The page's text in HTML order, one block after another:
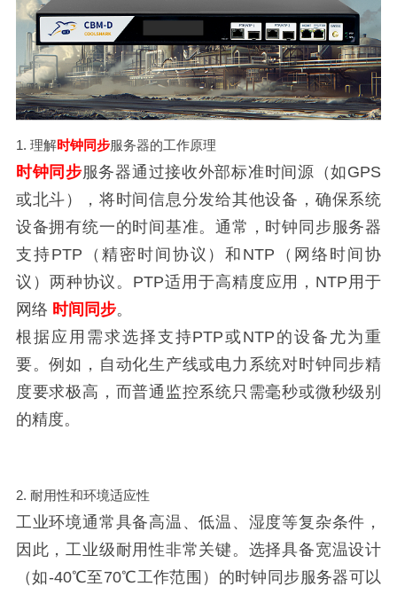
1. 理解时钟同步服务器的工作原理
时钟同步服务器通过接收外部标准时间源（如GPS
或北斗），将时间信息分发给其他设备，确保系统
设备拥有统一的时间基准。通常，时钟同步服务器
支持PTP（精密时间协议）和NTP（网络时间协
议）两种协议。PTP适用于高精度应用，NTP用于
网络 时间同步。
根据应用需求选择支持PTP或NTP的设备尤为重
要。例如，自动化生产线或电力系统对时钟同步精
度要求极高，而普通监控系统只需毫秒或微秒级别
的精度。
2. 耐用性和环境适应性
工业环境通常具备高温、低温、湿度等复杂条件，
因此，工业级耐用性非常关键。选择具备宽温设计
（如-40℃至70℃工作范围）的时钟同步服务器可以